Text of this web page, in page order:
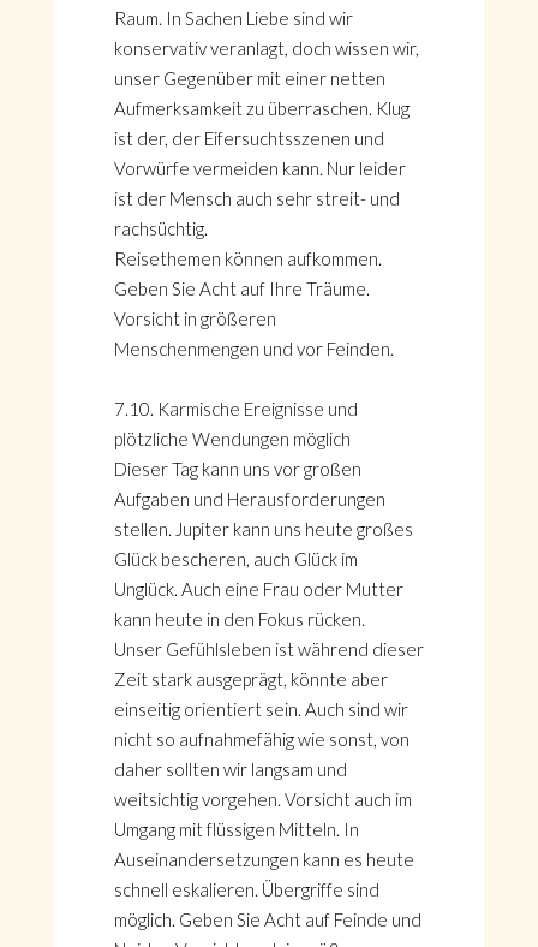
ÜBER AVANTGART.DE
IMPRESSUM & DATENSCHUTZ
Raum. In Sachen Liebe sind wir
konservativ veranlagt, doch wissen wir,
unser Gegenüber mit einer netten
Aufmerksamkeit zu überraschen. Klug
ist der, der Eifersuchtsszenen und
Vorwürfe vermeiden kann. Nur leider
ist der Mensch auch sehr streit- und
rachsüchtig.
Reisethemen können aufkommen.
Geben Sie Acht auf Ihre Träume.
Vorsicht in größeren
Menschenmengen und vor Feinden.
7.10. Karmische Ereignisse und
plötzliche Wendungen möglich
Dieser Tag kann uns vor großen
Aufgaben und Herausforderungen
stellen. Jupiter kann uns heute großes
Glück bescheren, auch Glück im
Unglück. Auch eine Frau oder Mutter
kann heute in den Fokus rücken.
Unser Gefühlsleben ist während dieser
Zeit stark ausgeprägt, könnte aber
einseitig orientiert sein. Auch sind wir
nicht so aufnahmefähig wie sonst, von
daher sollten wir langsam und
weitsichtig vorgehen. Vorsicht auch im
Umgang mit flüssigen Mitteln. In
Auseinandersetzungen kann es heute
schnell eskalieren. Übergriffe sind
möglich. Geben Sie Acht auf Feinde und